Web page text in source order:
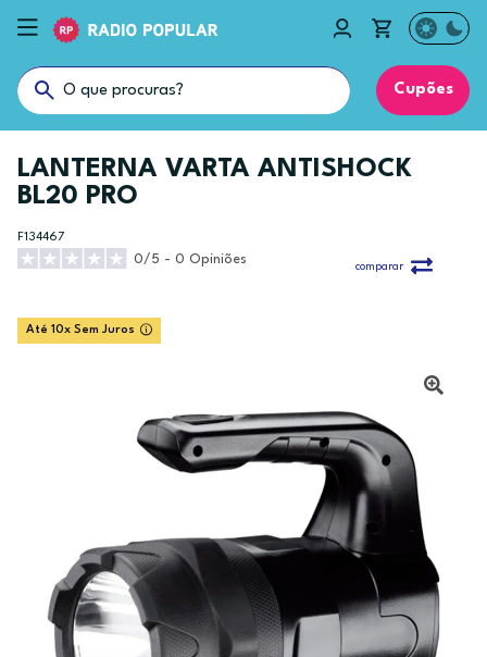
Cupões
LANTERNA VARTA ANTISHOCK
BL20 PRO
F134467
0/5 - 0 Opiniões
comparar
Até 10x Sem Juros